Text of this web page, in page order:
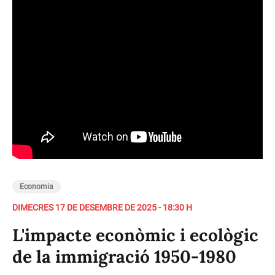
Economia
DIMECRES 17 DE DESEMBRE DE 2025 - 18:30 H
L'impacte econòmic i ecològic
de la immigració 1950-1980